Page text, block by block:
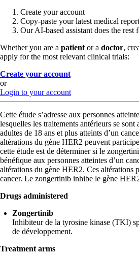
Create your account
Copy-paste your latest medical report
Our AI-based assistant does the rest
Whether you are a patient or a doctor,
apply for the most relevant clinical trials:
Create your account
or
Login to your account
Cette étude s’adresse aux personnes
lesquelles les traitements antérieurs se
adultes de 18 ans et plus atteints d’un
altérations du gène HER2 peuvent
cette étude est de déterminer si le
bénéfique aux personnes atteintes d’un
altérations du gène HER2. Ces altérations
cancer. Le zongertinib inhibe le gène
Drugs administered
Zongertinib
Inhibiteur de la tyrosine kinase (TKI)
de développement.
Treatment arms